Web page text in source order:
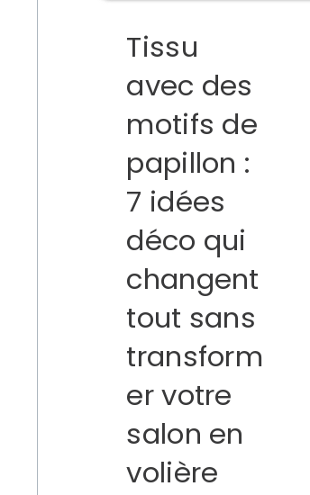
Tissu
avec des
motifs de
papillon :
7 idées
déco qui
changent
tout sans
transform
er votre
salon en
volière